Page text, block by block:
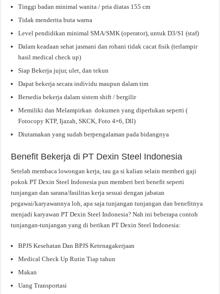
Tinggi badan minimal wanita / pria diatas 155 cm
Tidak menderita buta warna
Level pendidikan minimal SMA/SMK (operator), untuk D3/S1 (staf)
Dalam keadaan sehat jasmani dan rohani tidak cacat fisik (terlampir
hasil medical check up)
Siap Bekerja jujur, ulet, dan tekun
Dapat bekerja secara individu maupun dalam tim
Bersedia bekerja dalam sistem shift / bergilir
Memiliki dan Melampirkan dokumen yang diperlukan seperti (
Fotocopy KTP, Ijazah, SKCK, Foto 4×6, Dll)
Diutamakan yang sudah berpengalaman pada bidangnya
Benefit Bekerja di PT Dexin Steel Indonesia
Setelah membaca lowongan kerja, tau ga si kalian selain memberi gaji
pokok PT Dexin Steel Indonesia pun memberi beri benefit seperti
tunjangan dan sarana/fasilitas kerja sesuai dengan jabatan
pegawai/karyawannya loh, apa saja tunjangan tunjangan dan benefitnya
menjadi karyawan PT Dexin Steel Indonesia? Nah ini beberapa contoh
tunjangan-tunjangan yang di berikan PT Dexin Steel Indonesia:
BPJS Kesehatan Dan BPJS Ketenagakerjaan
Medical Check Up Rutin Tiap tahun
Makan
Uang Transportasi